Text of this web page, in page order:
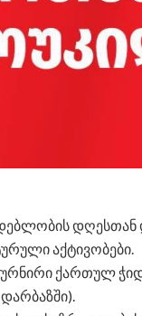
დღესთან
აქტივობები.
ქართულ